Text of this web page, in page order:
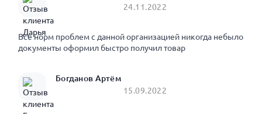
24.11.2022
Все норм проблем с данной организацией никогда небыло
документы оформил быстро получил товар
Богданов Артём
15.09.2022